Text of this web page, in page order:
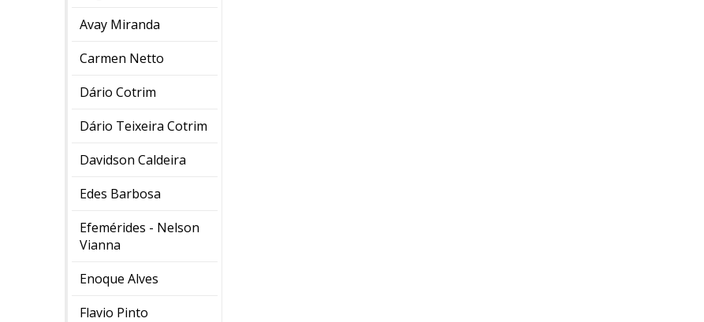
Avay Miranda
Carmen Netto
Dário Cotrim
Dário Teixeira Cotrim
Davidson Caldeira
Edes Barbosa
Efemérides - Nelson
Vianna
Enoque Alves
Flavio Pinto